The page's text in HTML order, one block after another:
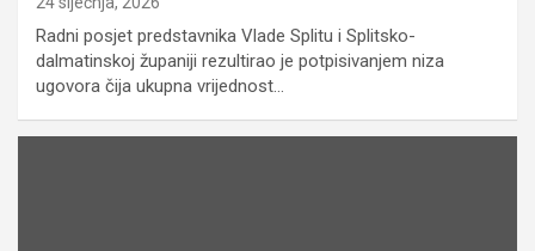
Radni posjet predstavnika Vlade Splitu i Splitsko-
dalmatinskoj županiji rezultirao je potpisivanjem niza
ugovora čija ukupna vrijednost…